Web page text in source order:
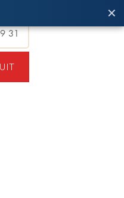
31
✕